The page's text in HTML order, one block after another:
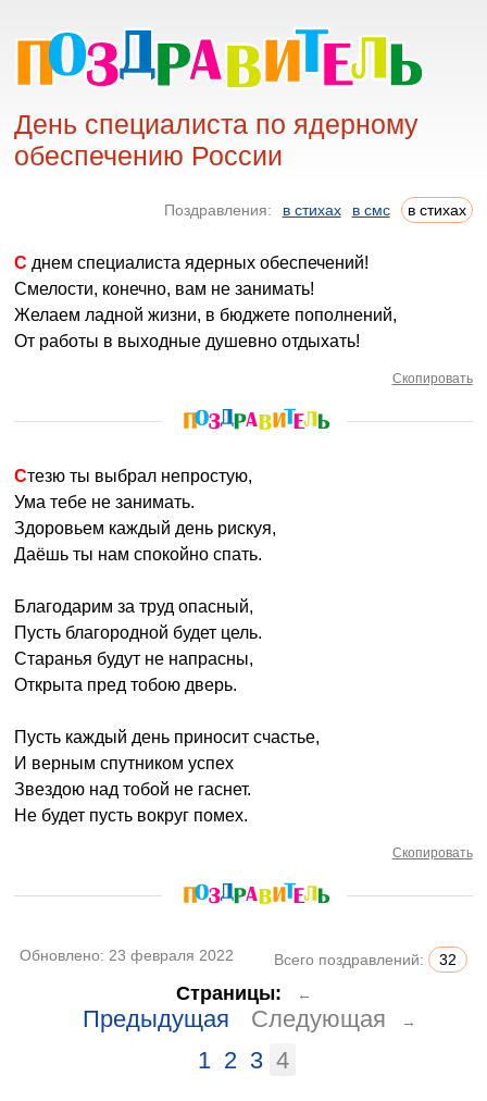
День специалиста по ядерному
обеспечению России
Поздравления: в стихах в смс в стихах
С днем специалиста ядерных обеспечений!
Смелости, конечно, вам не занимать!
Желаем ладной жизни, в бюджете пополнений,
От работы в выходные душевно отдыхать!
Скопировать
Стезю ты выбрал непростую,
Ума тебе не занимать.
Здоровьем каждый день рискуя,
Даёшь ты нам спокойно спать.
Благодарим за труд опасный,
Пусть благородной будет цель.
Старанья будут не напрасны,
Открыта пред тобою дверь.
Пусть каждый день приносит счастье,
И верным спутником успех
Звездою над тобой не гаснет.
Не будет пусть вокруг помех.
Скопировать
Обновлено: 23 февраля 2022 Всего поздравлений: 32
Страницы: ←
Предыдущая Следующая →
1 2 3 4